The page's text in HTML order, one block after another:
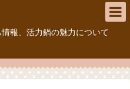
報、活力鍋の魅力について